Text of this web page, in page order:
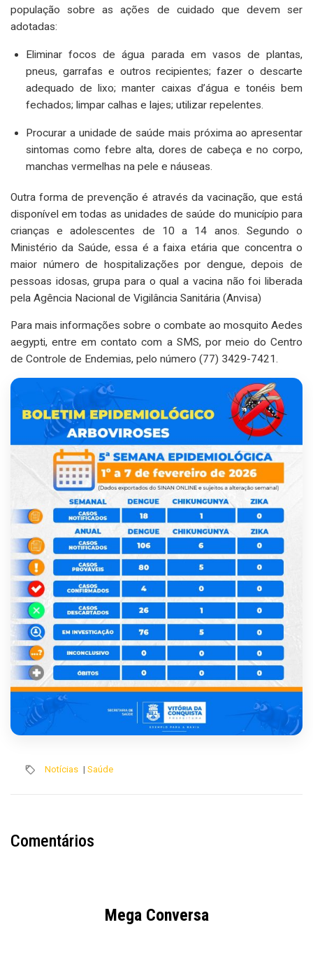
população sobre as ações de cuidado que devem ser
adotadas:
Eliminar focos de água parada em vasos de plantas,
pneus, garrafas e outros recipientes; fazer o descarte
adequado de lixo; manter caixas d’água e tonéis bem
fechados; limpar calhas e lajes; utilizar repelentes.
Procurar a unidade de saúde mais próxima ao apresentar
sintomas como febre alta, dores de cabeça e no corpo,
manchas vermelhas na pele e náuseas.
Outra forma de prevenção é através da vacinação, que está
disponível em todas as unidades de saúde do município para
crianças e adolescentes de 10 a 14 anos. Segundo o
Ministério da Saúde, essa é a faixa etária que concentra o
maior número de hospitalizações por dengue, depois de
pessoas idosas, grupa para o qual a vacina não foi liberada
pela Agência Nacional de Vigilância Sanitária (Anvisa)
Para mais informações sobre o combate ao mosquito Aedes
aegypti, entre em contato com a SMS, por meio do Centro
de Controle de Endemias, pelo número (77) 3429-7421.
Notícias | Saúde
Comentários
Mega Conversa